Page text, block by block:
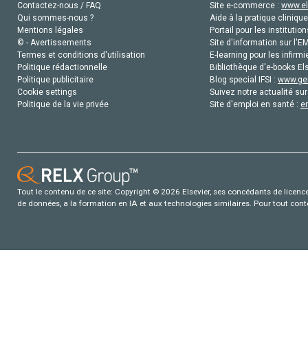
Contactez-nous / FAQ
Qui sommes-nous ?
Mentions légales
© - Avertissements
Termes et conditions d'utilisation
Politique rédactionnelle
Politique publicitaire
Cookie settings
Politique de la vie privée
Site e-commerce :
Aide à la pratique
Portail pour les
Site d'information sur
E-learning pour les
Bibliothèque d'e-books
Blog special IFSI :
Suivez notre actualité
Site d'emploi en santé :
Tout le contenu de ce site: Copyright © 2026 Elsevier, ses concédants de
de données, a la formation en IA et aux technologies similaires. Pour tout